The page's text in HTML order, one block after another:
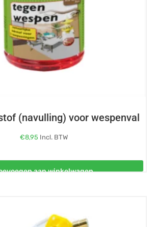
(navulling) voor wespenval
€8,95 Incl. BTW
aan winkelwagen